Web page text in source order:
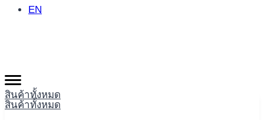
EN
สินค้าทั้งหมด
สินค้าทั้งหมด